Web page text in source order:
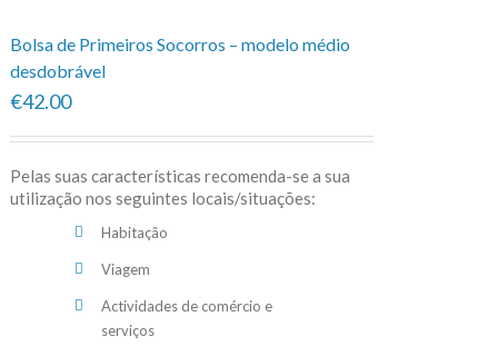
Bolsa de Primeiros Socorros – modelo médio
desdobrável
€42.00
Pelas suas características recomenda-se a sua
utilização nos seguintes locais/situações:
Habitação
Viagem
Actividades de comércio e
serviços